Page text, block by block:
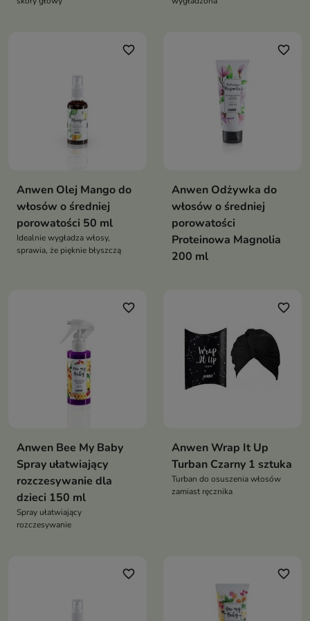
favorite_border
Anwen Olej Mango do
włosów o średniej
porowatości 50 ml
Idealnie wygładza włosy,
sprawia, że pięknie błyszczą
favorite_border
Anwen Odżywka do
włosów o średniej
porowatości
Proteinowa Magnolia
200 ml
favorite_border
Anwen Bee My Baby
Spray ułatwiający
rozczesywanie dla
dzieci 150 ml
Spray ułatwiający
rozczesywanie
favorite_border
Anwen Wrap It Up
Turban Czarny 1 sztuka
Turban do osuszenia włosów
zamiast ręcznika
favorite_border favorite_border